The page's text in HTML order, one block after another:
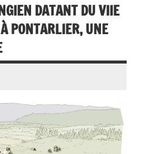
DATANT DU VIIE
PONTARLIER, UNE